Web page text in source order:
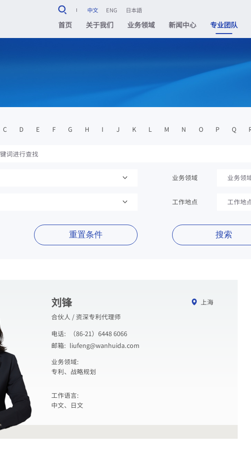
中文 ENG 日本語
首页 关于我们 业务领域 新闻中心 专业团队
C D E F G H I J K L M N O P Q
业务领域 业务领
工作地点 工作地
重置条件 搜索
刘锋
上海
合伙人 / 资深专利代理师
电话:
（86-21）6448 6066
邮箱: liufeng@wanhuida.com
业务领域:
专利、战略规划
工作语言:
中文、日文